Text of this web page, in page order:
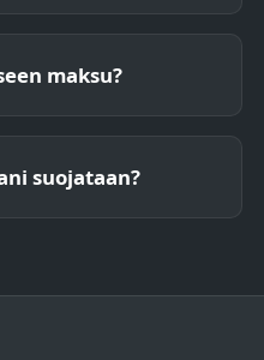
maksu?
suojataan?